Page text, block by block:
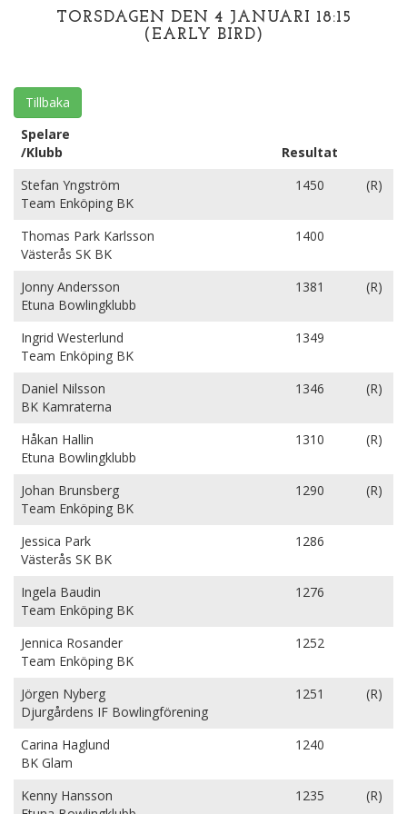
TORSDAGEN DEN 4 JANUARI 18:15
(EARLY BIRD)
Tillbaka
Spelare
/Klubb
Resultat
Stefan Yngström
Team Enköping BK
1450 (R)
Thomas Park Karlsson
Västerås SK BK
1400
Jonny Andersson
Etuna Bowlingklubb
1381 (R)
Ingrid Westerlund
Team Enköping BK
1349
Daniel Nilsson
BK Kamraterna
1346 (R)
Håkan Hallin
Etuna Bowlingklubb
1310 (R)
Johan Brunsberg
Team Enköping BK
1290 (R)
Jessica Park
Västerås SK BK
1286
Ingela Baudin
Team Enköping BK
1276
Jennica Rosander
Team Enköping BK
1252
Jörgen Nyberg
Djurgårdens IF Bowlingförening
1251 (R)
Carina Haglund
BK Glam
1240
Kenny Hansson
1235 (R)